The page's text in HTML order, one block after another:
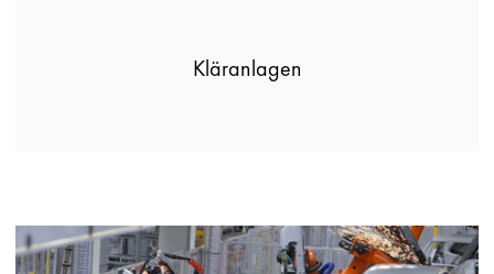
Kläranlagen